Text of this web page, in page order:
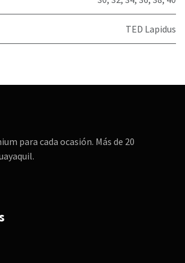
TED Lapidus
para cada ocasión. Más de 20